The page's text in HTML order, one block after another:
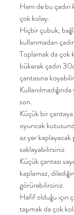
Hem de bu
çok kolay.
Hiçbir çubuk,
kullanmadan
Toplamak da çok
bükerek çadırı
çantasına
son.
Küçük bir çantaya
oyuncak
az yer kaplayacak
saklayabilirsiniz.
Küçük çantası
kaplamaz,
görürebilirsiniz.
Hafif olduğu için
taşımak da çok